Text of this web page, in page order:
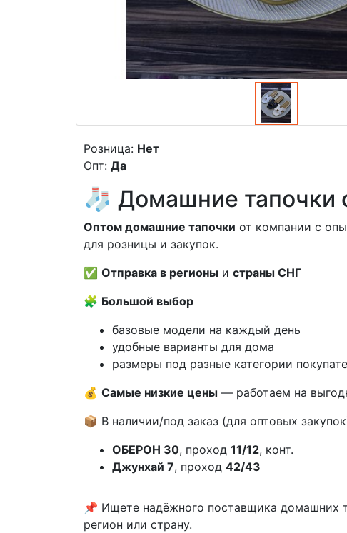
Розница: Нет
Опт: Да
🧦 Домашние тапочки
Оптом домашние тапочки от компании с
для розницы и закупок.
✅ Отправка в регионы и страны СНГ
🧩 Большой выбор
базовые модели на каждый день
удобные варианты для дома
размеры под разные категории
💰 Самые низкие цены — работаем на
📦 В наличии/под заказ (для оптовых
ОБЕРОН 30, проход 11/12, конт.
Джунхай 7, проход 42/43
📌 Ищете надёжного поставщика домашних
регион или страну.